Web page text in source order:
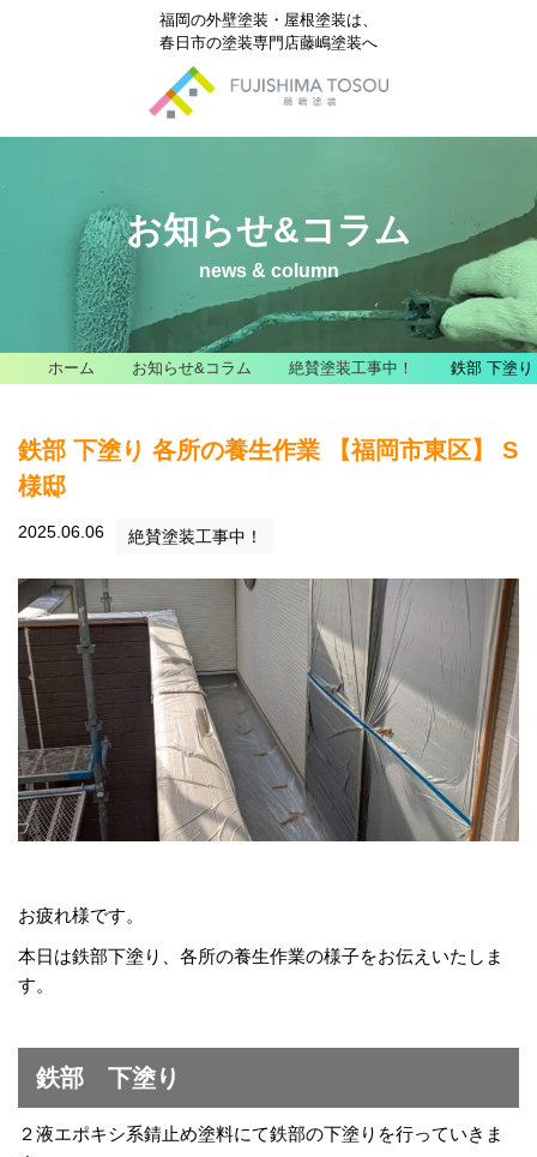
福岡の外壁塗装・屋根塗装は、
春日市の塗装専門店藤嶋塗装へ
お知らせ&コラム
news & column
ホーム お知らせ&コラム 絶賛塗装工事中！ 鉄部 下塗
鉄部 下塗り 各所の養生作業 【福岡市東区】 S
様邸
2025.06.06 絶賛塗装工事中！
お疲れ様です。
本日は鉄部下塗り、各所の養生作業の様子をお伝えいたしま
す。
鉄部 下塗り
２液エポキシ系錆止め塗料にて鉄部の下塗りを行っていきま